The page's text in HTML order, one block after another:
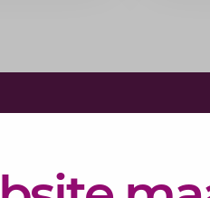
Actueel